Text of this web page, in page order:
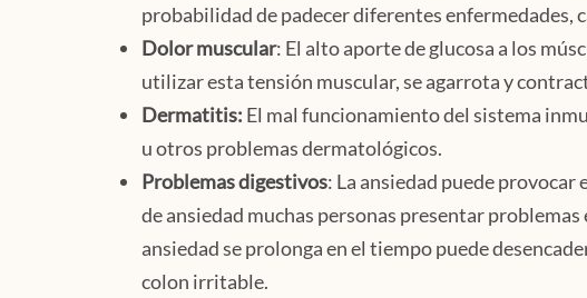
probabilidad de padecer diferentes enfermedades,
Dolor muscular: El alto aporte de glucosa a los
utilizar esta tensión muscular, se agarrota y
Dermatitis: El mal funcionamiento del sistema
u otros problemas dermatológicos.
Problemas digestivos: La ansiedad puede
de ansiedad muchas personas presentar
ansiedad se prolonga en el tiempo puede
colon irritable.